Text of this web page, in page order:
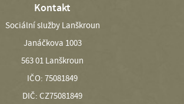
Kontakt
Sociální služby Lanškroun
Janáčkova 1003
563 01 Lanškroun
IČO: 75081849
DIČ: CZ75081849